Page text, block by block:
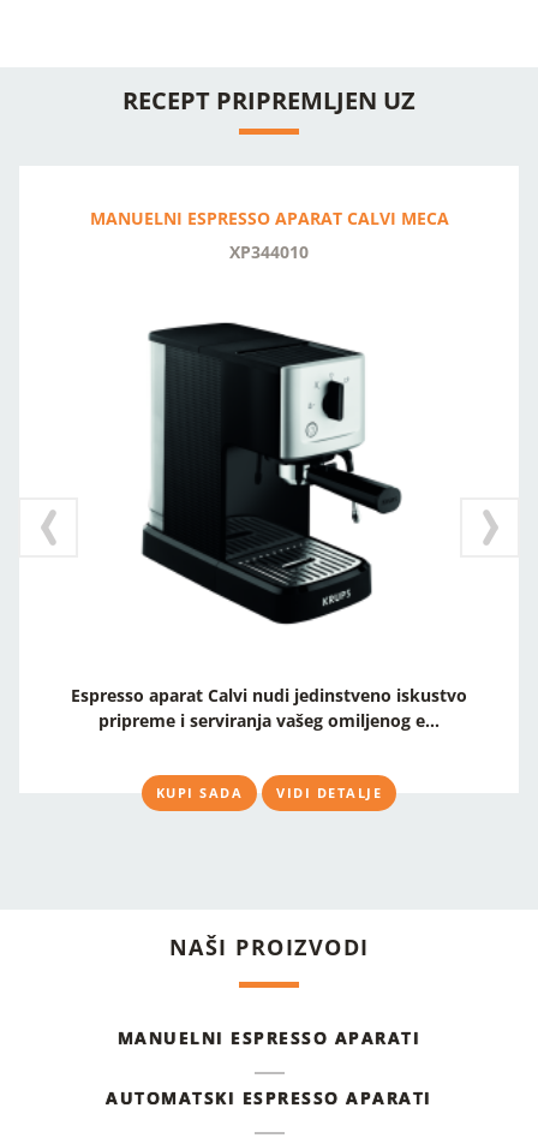
RECEPT PRIPREMLJEN UZ
MANUELNI ESPRESSO APARAT CALVI MECA
XP344010
Espresso aparat Calvi nudi jedinstveno iskustvo
pripreme i serviranja vašeg omiljenog e...
KUPI SADA VIDI DETALJE
NAŠI PROIZVODI
MANUELNI ESPRESSO APARATI
AUTOMATSKI ESPRESSO APARATI